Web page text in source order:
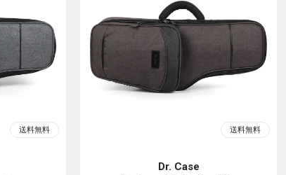
Dr. Case